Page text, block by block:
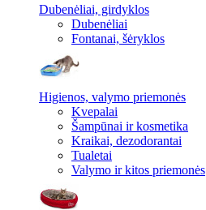
Dubenėliai, girdyklos
Dubenėliai
Fontanai, šėryklos
Higienos, valymo priemonės
Kvepalai
Šampūnai ir kosmetika
Kraikai, dezodorantai
Tualetai
Valymo ir kitos priemonės